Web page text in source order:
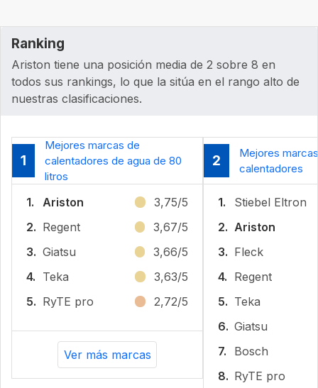
Ranking
Ariston tiene una posición media de 2 sobre 8 en
todos sus rankings, lo que la sitúa en el rango alto de
nuestras clasificaciones.
1
Mejores marcas de
calentadores de agua de 80
litros
1. Ariston
3,75/5
2. Regent
3,67/5
3. Giatsu
3,66/5
4. Teka
3,63/5
5. RyTE pro 2,72/5
Ver más marcas
2
Mejores
calentadores
1.
Stiebel Eltron
2. Ariston
3. Fleck
4. Regent
5. Teka
6. Giatsu
7.
Bosch
8. RyTE pro